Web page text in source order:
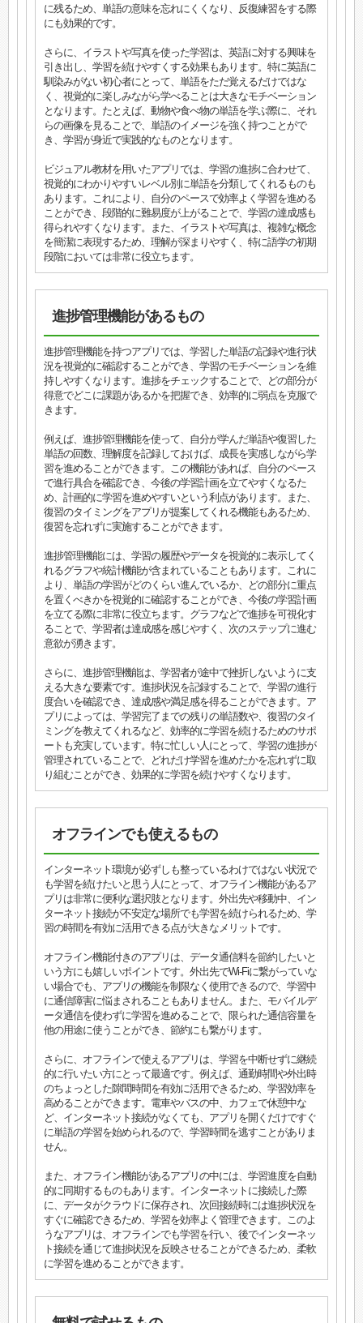
に残るため、単語の意味を忘れにくくなり、反復練習をする際
にも効果的です。
さらに、イラストや写真を使った学習は、英語に対する興味を
引き出し、学習を続けやすくする効果もあります。特に英語に
馴染みがない初心者にとって、単語をただ覚えるだけではな
く、視覚的に楽しみながら学べることは大きなモチベーション
となります。たとえば、動物や食べ物の単語を学ぶ際に、それ
らの画像を見ることで、単語のイメージを強く持つことがで
き、学習が身近で実践的なものとなります。
ビジュアル教材を用いたアプリでは、学習の進捗に合わせて、
視覚的にわかりやすいレベル別に単語を分類してくれるものも
あります。これにより、自分のペースで効率よく学習を進める
ことができ、段階的に難易度が上がることで、学習の達成感も
得られやすくなります。また、イラストや写真は、複雑な概念
を簡潔に表現するため、理解が深まりやすく、特に語学の初期
段階においては非常に役立ちます。
進捗管理機能があるもの
進捗管理機能を持つアプリでは、学習した単語の記録や進行状
況を視覚的に確認することができ、学習のモチベーションを維
持しやすくなります。進捗をチェックすることで、どの部分が
得意でどこに課題があるかを把握でき、効率的に弱点を克服で
きます。
例えば、進捗管理機能を使って、自分が学んだ単語や復習した
単語の回数、理解度を記録しておけば、成長を実感しながら学
習を進めることができます。この機能があれば、自分のペース
で進行具合を確認でき、今後の学習計画を立てやすくなるた
め、計画的に学習を進めやすいという利点があります。また、
復習のタイミングをアプリが提案してくれる機能もあるため、
復習を忘れずに実施することができます。
進捗管理機能には、学習の履歴やデータを視覚的に表示してく
れるグラフや統計機能が含まれていることもあります。これに
より、単語の学習がどのくらい進んでいるか、どの部分に重点
を置くべきかを視覚的に確認することができ、今後の学習計画
を立てる際に非常に役立ちます。グラフなどで進捗を可視化す
ることで、学習者は達成感を感じやすく、次のステップに進む
意欲が湧きます。
さらに、進捗管理機能は、学習者が途中で挫折しないように支
える大きな要素です。進捗状況を記録することで、学習の進行
度合いを確認でき、達成感や満足感を得ることができます。ア
プリによっては、学習完了までの残りの単語数や、復習のタイ
ミングを教えてくれるなど、効率的に学習を続けるためのサポ
ートも充実しています。特に忙しい人にとって、学習の進捗が
管理されていることで、どれだけ学習を進めたかを忘れずに取
り組むことができ、効果的に学習を続けやすくなります。
オフラインでも使えるもの
インターネット環境が必ずしも整っているわけではない状況で
も学習を続けたいと思う人にとって、オフライン機能があるア
プリは非常に便利な選択肢となります。外出先や移動中、イン
ターネット接続が不安定な場所でも学習を続けられるため、学
習の時間を有効に活用できる点が大きなメリットです。
オフライン機能付きのアプリは、データ通信料を節約したいと
いう方にも嬉しいポイントです。外出先でWi-Fiに繋がっていな
い場合でも、アプリの機能を制限なく使用できるので、学習中
に通信障害に悩まされることもありません。また、モバイルデ
ータ通信を使わずに学習を進めることで、限られた通信容量を
他の用途に使うことができ、節約にも繋がります。
さらに、オフラインで使えるアプリは、学習を中断せずに継続
的に行いたい方にとって最適です。例えば、通勤時間や外出時
のちょっとした隙間時間を有効に活用できるため、学習効率を
高めることができます。電車やバスの中、カフェで休憩中な
ど、インターネット接続がなくても、アプリを開くだけですぐ
に単語の学習を始められるので、学習時間を逃すことがありま
せん。
また、オフライン機能があるアプリの中には、学習進度を自動
的に同期するものもあります。インターネットに接続した際
に、データがクラウドに保存され、次回接続時には進捗状況を
すぐに確認できるため、学習を効率よく管理できます。このよ
うなアプリは、オフラインでも学習を行い、後でインターネッ
ト接続を通じて進捗状況を反映させることができるため、柔軟
に学習を進めることができます。